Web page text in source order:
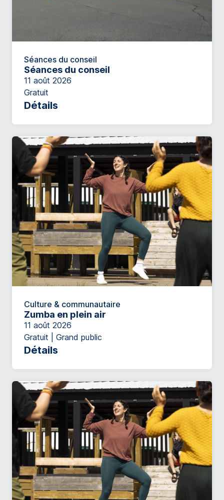
Séances du conseil
Séances du conseil
11 août 2026
Gratuit
Détails
Culture & communautaire
Zumba en plein air
11 août 2026
Gratuit | Grand public
Détails